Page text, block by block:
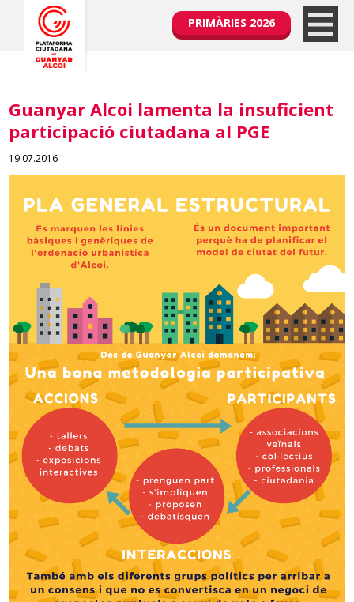
PRIMÀRIES 2026
Guanyar Alcoi lamenta la insuficient
participació ciutadana al PGE
19.07.2016